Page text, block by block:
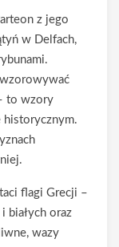
z jego
w Delfach,
to wzory
historycznym.
flagi Grecji –
białych oraz
wazy